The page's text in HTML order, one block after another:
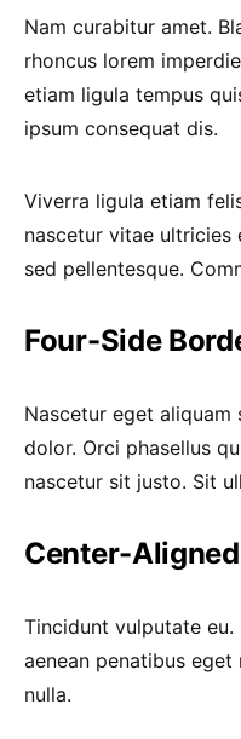
Nam curabitur amet.
rhoncus lorem
etiam ligula tempus
ipsum consequat dis.
Viverra ligula etiam
nascetur vitae ultricies
sed pellentesque.
Four-Side
Nascetur eget
dolor. Orci phasellus
nascetur sit justo. Sit
Center-Aligned
Tincidunt vulputate
aenean penatibus
nulla.